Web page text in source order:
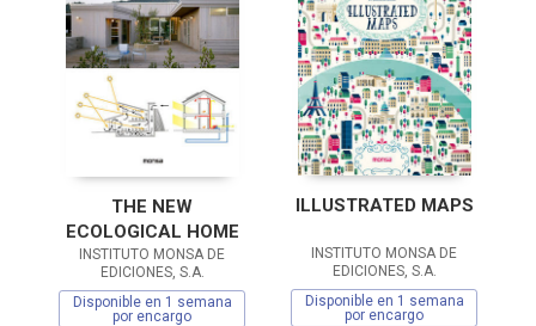
THE NEW
ECOLOGICAL HOME
INSTITUTO MONSA DE
EDICIONES, S.A.
Disponible en 1 semana
por encargo
ILLUSTRATED MAPS
INSTITUTO MONSA DE
EDICIONES, S.A.
Disponible en 1 semana
por encargo